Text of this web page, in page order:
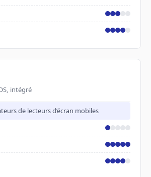
intégré
de lecteurs d’écran mobiles